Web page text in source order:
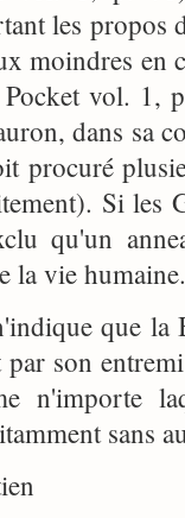
les propos
moindres en
vol. 1,
dans sa
procuré
Si les
qu'un
la vie humaine.
que la
par son
n'importe
sans